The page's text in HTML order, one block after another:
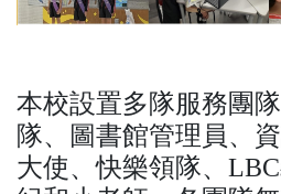
本校設置多隊服務團
隊、圖書館管理員、
大使、快樂領隊、